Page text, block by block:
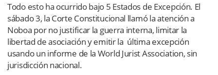
Todo esto ha ocurrido bajo 5 Estados de Excepción. El
sábado 3, la Corte Constitucional llamó la atención a
Noboa por no justificar la guerra interna, limitar la
libertad de asociación y emitir la última excepción
usando un informe de la World Jurist Association, sin
jurisdicción nacional.